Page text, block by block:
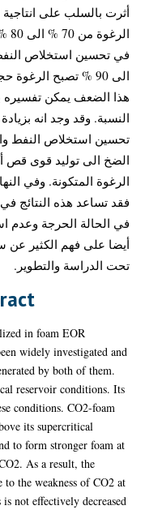
أثرت بالسلب على انتاجية
في تحسين استخلاص
الى 90 % تصبح
هذا الضعف يمكن تفسيره
النسبة. وقد وجد انه
تحسين استخلاص النفط
الضخ الى توليد قوى قص
الرغوة المتكونة. وفي
فقد تساعد هذه النتائج
في الحالة الحرجة وعدم
أيضا على فهم الكثير عن
تحت الدراسة والتطوير.
in foam EOR
widely investigated and
by both of them.
reservoir conditions. Its
conditions. CO2-foam
its supercritical
to form stronger foam at
As a result, the
to the weakness of CO2 at
not effectively decreased